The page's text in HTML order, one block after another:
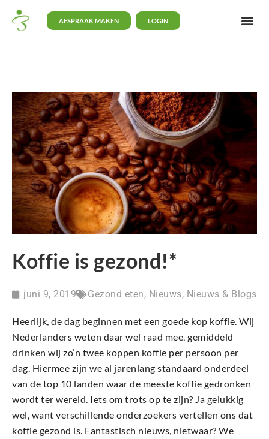
AFSPRAAK MAKEN LOGIN
Koffie is gezond!*
juni 9, 2019 Gezond eten, Nieuws, Nieuws & Blogs
Heerlijk, de dag beginnen met een goede kop koffie. Wij
Nederlanders weten daar wel raad mee, gemiddeld
drinken wij zo’n twee koppen koffie per persoon per
dag. Hiermee zijn we al jarenlang standaard onderdeel
van de top 10 landen waar de meeste koffie gedronken
wordt ter wereld. Iets om trots op te zijn? Ja gelukkig
wel, want verschillende onderzoekers vertellen ons dat
koffie gezond is. Fantastisch nieuws, nietwaar? We